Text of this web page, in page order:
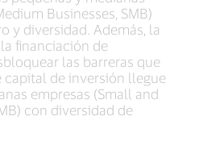
Businesses, SMB)
y diversidad. Además, la
financiación de
las barreras que
de inversión llegue
empresas (Small and
con diversidad de